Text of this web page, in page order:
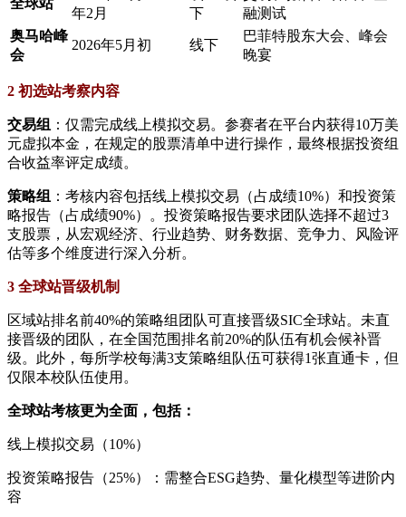
年2月
下
融测试
​奥马哈峰
会​
2026年5月初 线下
巴菲特股东大会、峰会
晚宴
2 初选站考察内容
​交易组​ ​：仅需完成线上模拟交易。参赛者在平台内获得10万美
元虚拟本金，在规定的股票清单中进行操作，最终根据投资组
合收益率评定成绩。
​策略组​ ​：考核内容包括线上模拟交易（占成绩10%）和投资策
略报告（占成绩90%）。投资策略报告要求团队选择不超过3
支股票，从宏观经济、行业趋势、财务数据、竞争力、风险评
估等多个维度进行深入分析。
3 全球站晋级机制
区域站排名前40%的策略组团队可直接晋级SIC全球站。未直
接晋级的团队，在全国范围排名前20%的队伍有机会候补晋
级。此外，每所学校每满3支策略组队伍可获得1张直通卡，但
仅限本校队伍使用。
全球站考核更为全面，包括：
线上模拟交易（10%）
投资策略报告（25%）：需整合ESG趋势、量化模型等进阶内
容